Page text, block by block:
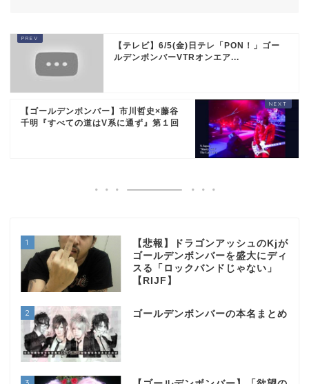
【テレビ】6/5(金)日テレ「PON！」ゴー
ルデンボンバーVTRオンエア...
【ゴールデンボンバー】市川哲史×藤谷
千明『すべての道はV系に通ず』第１回
1
【悲報】ドラゴンアッシュのKjが
ゴールデンボンバーを盛大にディ
スる「ロックバンドじゃない」
【RIJF】
2 ゴールデンボンバーの本名まとめ